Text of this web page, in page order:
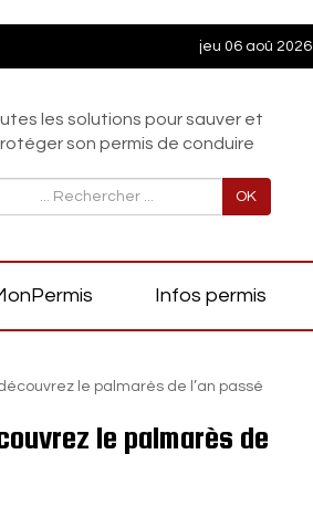
jeu 06 aoû 2026
les solutions pour sauver et
son permis de conduire
OK
Infos permis
le palmarès de l’an passé
le palmarès de